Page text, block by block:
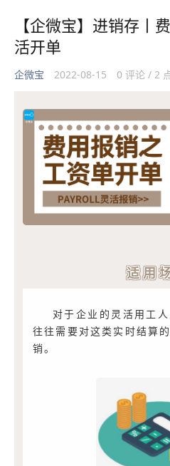
【企微宝】进销存丨
活开单
企微宝 2022-08-15 0 评论 / 2
适用
对于企业的灵活用工
往往需要对这类实时结算
销。